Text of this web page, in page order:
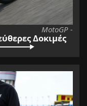
MotoGP -
Δοκιμές